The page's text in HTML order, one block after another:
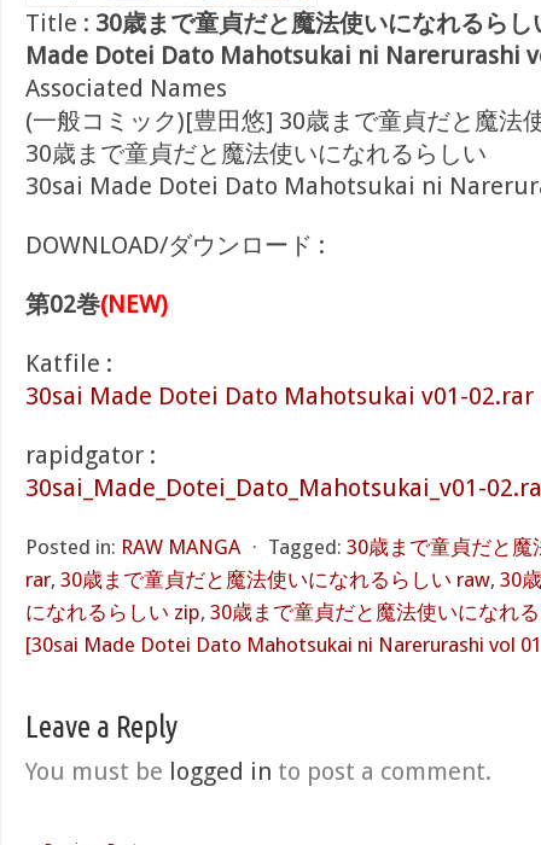
Title : 30歳まで童貞だと魔法使いになれるら
Made Dotei Dato Mahotsukai ni Narerurashi
Associated Names
(一般コミック)[豊田悠] 30歳まで童貞だと魔法
30歳まで童貞だと魔法使いになれるらしい
30sai Made Dotei Dato Mahotsukai ni
DOWNLOAD/ダウンロード :
第02巻(NEW)
Katfile :
30sai Made Dotei Dato Mahotsukai v01-02.rar
rapidgator :
30sai_Made_Dotei_Dato_Mahotsukai_v01-
Posted in: RAW MANGA ⋅ Tagged: 30歳まで童貞だと
rar, 30歳まで童貞だと魔法使いになれるらしい raw, 30
になれるらしい zip, 30歳まで童貞だと魔法使いになれ
[30sai Made Dotei Dato Mahotsukai ni Narerurashi vol
Leave a Reply
You must be logged in to post a comment.